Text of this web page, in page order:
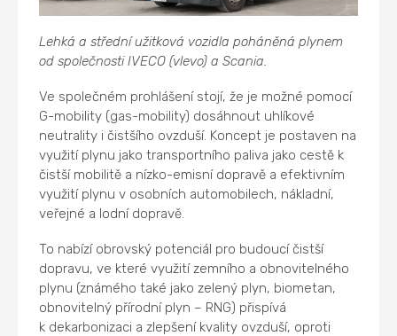
Lehká a střední užitková vozidla poháněná plynem
od společnosti IVECO (vlevo) a Scania.
Ve společném prohlášení stojí, že je možné pomocí
G-mobility (gas-mobility) dosáhnout uhlíkové
neutrality i čistšího ovzduší. Koncept je postaven na
využití plynu jako transportního paliva jako cestě k
čistší mobilitě a nízko-emisní dopravě a efektivním
využití plynu v osobních automobilech, nákladní,
veřejné a lodní dopravě.
To nabízí obrovský potenciál pro budoucí čistší
dopravu, ve které využití zemního a obnovitelného
plynu (známého také jako zelený plyn, biometan,
obnovitelný přírodní plyn – RNG) přispívá
k dekarbonizaci a zlepšení kvality ovzduší, oproti